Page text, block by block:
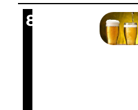
GASTRONOMÍA
ARTE & CULTURA
8